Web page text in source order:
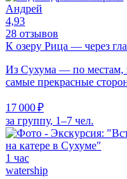
Андрей
4,93
28 отзывов
К озеру Рица — через
Из Сухума — по местам,
самые прекрасные
17 000 ₽
за группу, 1–7 чел.
1 час
watership